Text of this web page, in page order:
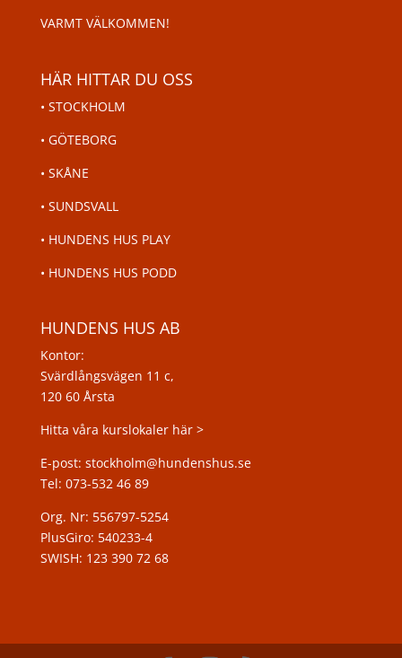
VARMT VÄLKOMMEN!
HÄR HITTAR DU OSS
• STOCKHOLM
• GÖTEBORG
• SKÅNE
• SUNDSVALL
• HUNDENS HUS PLAY
• HUNDENS HUS PODD
HUNDENS HUS AB
Kontor:
Svärdlångsvägen 11 c,
120 60 Årsta
Hitta våra kurslokaler här >
E-post: stockholm@hundenshus.se
Tel: 073-532 46 89
Org. Nr: 556797-5254
PlusGiro: 540233-4
SWISH: 123 390 72 68